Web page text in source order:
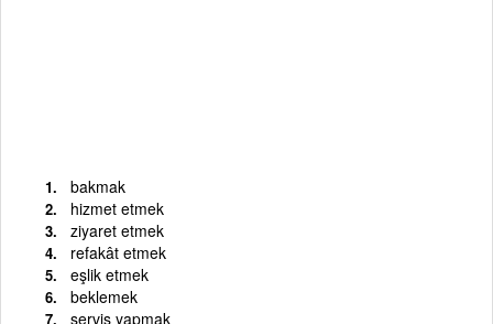
bakmak
hizmet etmek
ziyaret etmek
refakât etmek
eşlik etmek
beklemek
servis yapmak